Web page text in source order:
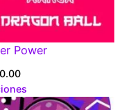
Power
Price
range:
$160.00